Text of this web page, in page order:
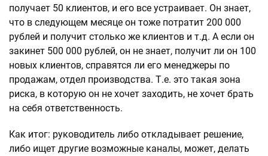
получает 50 клиентов, и его все устраивает. Он знает,
что в следующем месяце он тоже потратит 200 000
рублей и получит столько же клиентов и т.д. А если он
закинет 500 000 рублей, он не знает, получит ли он 100
новых клиентов, справятся ли его менеджеры по
продажам, отдел производства. Т.е. это такая зона
риска, в которую он не хочет заходить, не хочет брать
на себя ответственность.
Как итог: руководитель либо откладывает решение,
либо ищет другие возможные каналы, может, делать